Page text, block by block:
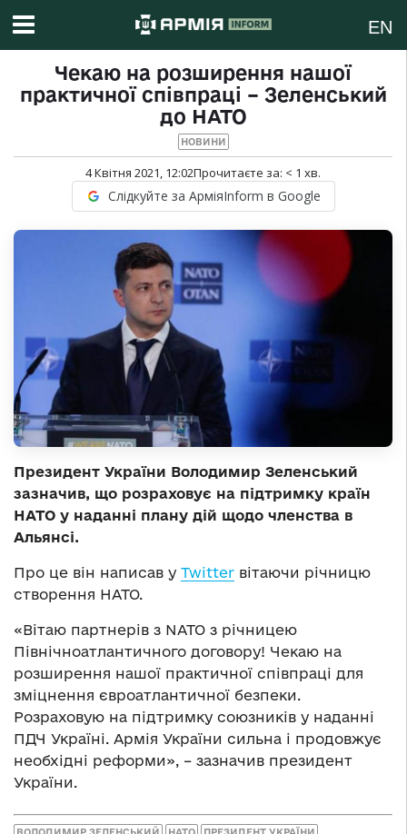
EN
Чекаю на розширення нашої
практичної співпраці – Зеленський
до НАТО
НОВИНИ
4 Квітня 2021, 12:02Прочитаєте за: < 1 хв.
Слідкуйте за АрміяInform в Google
Президент України Володимир Зеленський
зазначив, що розраховує на підтримку країн
НАТО у наданні плану дій щодо членства в
Альянсі.
Про це він написав у Twitter вітаючи річницю
створення НАТО.
«Вітаю партнерів з NATO з річницею
Північноатлантичного договору! Чекаю на
розширення нашої практичної співпраці для
зміцнення євроатлантичної безпеки.
Розраховую на підтримку союзників у наданні
ПДЧ Україні. Армія України сильна і продовжує
необхідні реформи», – зазначив президент
України.